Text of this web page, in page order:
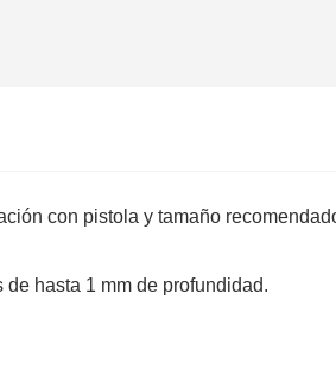
plazo de 14 días.
con pistola y tamaño
hasta 1 mm de profundidad.